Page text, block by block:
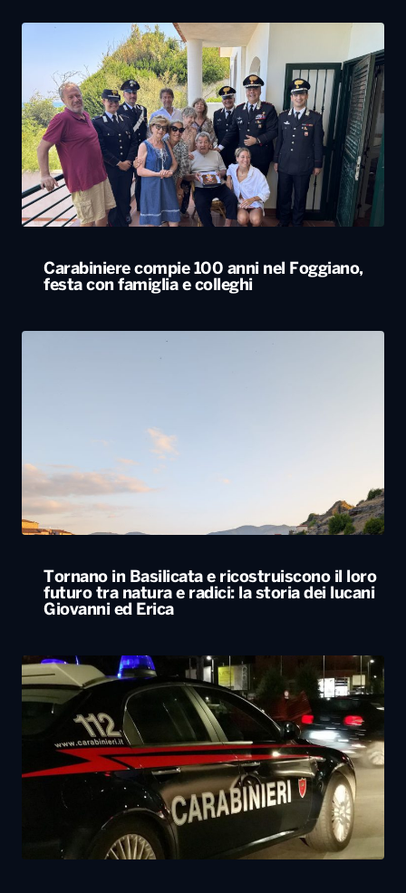
Carabiniere compie 100 anni nel Foggiano,
festa con famiglia e colleghi
Tornano in Basilicata e ricostruiscono il loro
futuro tra natura e radici: la storia dei lucani
Giovanni ed Erica